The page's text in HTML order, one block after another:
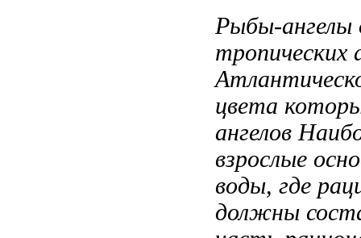
Рыбы-
тропических
цвета
ангелов
взрослые
воды, где
должны